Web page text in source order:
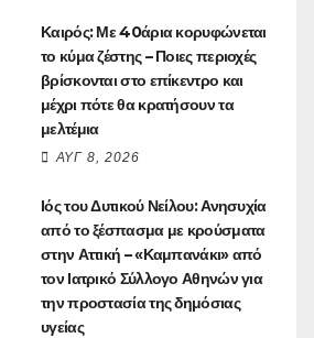
Καιρός: Με 40άρια κορυφώνεται
το κύμα ζέστης – Ποιες περιοχές
βρίσκονται στο επίκεντρο και
μέχρι πότε θα κρατήσουν τα
μελτέμια
ΑΥΓ 8, 2026
Ιός του Δυτικού Νείλου: Ανησυχία
από το ξέσπασμα με κρούσματα
στην Αττική – «Καμπανάκι» από
τον Ιατρικό Σύλλογο Αθηνών για
την προστασία της δημόσιας
υγείας